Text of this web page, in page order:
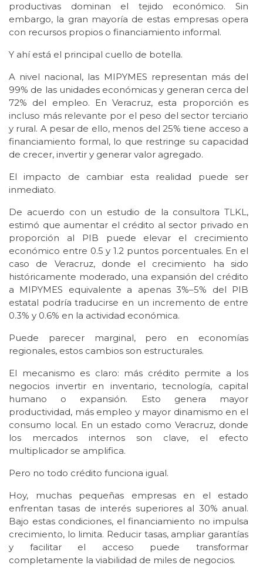
productivas dominan el tejido económico. Sin
embargo, la gran mayoría de estas empresas opera
con recursos propios o financiamiento informal.
Y ahí está el principal cuello de botella.
A nivel nacional, las MIPYMES representan más del
99% de las unidades económicas y generan cerca del
72% del empleo. En Veracruz, esta proporción es
incluso más relevante por el peso del sector terciario
y rural. A pesar de ello, menos del 25% tiene acceso a
financiamiento formal, lo que restringe su capacidad
de crecer, invertir y generar valor agregado.
El impacto de cambiar esta realidad puede ser
inmediato.
De acuerdo con un estudio de la consultora TLKL,
estimó que aumentar el crédito al sector privado en
proporción al PIB puede elevar el crecimiento
económico entre 0.5 y 1.2 puntos porcentuales. En el
caso de Veracruz, donde el crecimiento ha sido
históricamente moderado, una expansión del crédito
a MIPYMES equivalente a apenas 3%–5% del PIB
estatal podría traducirse en un incremento de entre
0.3% y 0.6% en la actividad económica.
Puede parecer marginal, pero en economías
regionales, estos cambios son estructurales.
El mecanismo es claro: más crédito permite a los
negocios invertir en inventario, tecnología, capital
humano o expansión. Esto genera mayor
productividad, más empleo y mayor dinamismo en el
consumo local. En un estado como Veracruz, donde
los mercados internos son clave, el efecto
multiplicador se amplifica.
Pero no todo crédito funciona igual.
Hoy, muchas pequeñas empresas en el estado
enfrentan tasas de interés superiores al 30% anual.
Bajo estas condiciones, el financiamiento no impulsa
crecimiento, lo limita. Reducir tasas, ampliar garantías
y facilitar el acceso puede transformar
completamente la viabilidad de miles de negocios.